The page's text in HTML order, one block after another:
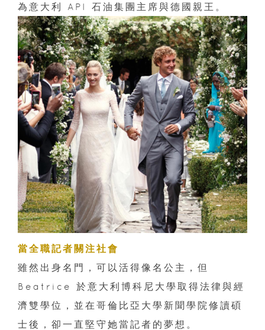
為意大利 API 石油集團主席與德國親王。
當全職記者關注社會
雖然出身名門，可以活得像名公主，但
Beatrice 於意大利博科尼大學取得法律與經
濟雙學位，並在哥倫比亞大學新聞學院修讀碩
士後，卻一直堅守她當記者的夢想。